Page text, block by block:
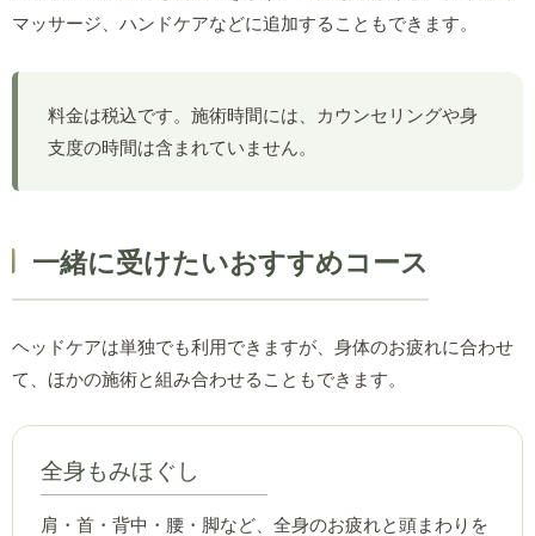
マッサージ、ハンドケアなどに追加することもできます。
料金は税込です。施術時間には、カウンセリングや身
支度の時間は含まれていません。
一緒に受けたいおすすめコース
ヘッドケアは単独でも利用できますが、身体のお疲れに合わせ
て、ほかの施術と組み合わせることもできます。
全身もみほぐし
肩・首・背中・腰・脚など、全身のお疲れと頭まわりを